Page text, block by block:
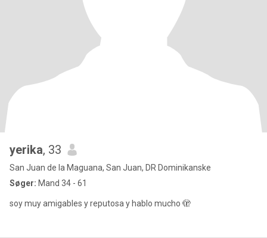
yerika, 33
San Juan de la Maguana, San Juan, DR Dominikanske
Søger: Mand 34 - 61
soy muy amigables y reputosa y hablo mucho 🫣